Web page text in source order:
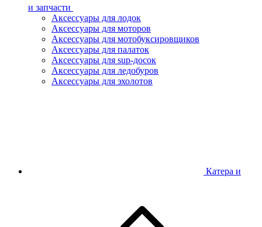
и запчасти
Аксессуары для лодок
Аксессуары для моторов
Аксессуары для мотобуксировщиков
Аксессуары для палаток
Аксессуары для sup-досок
Аксессуары для ледобуров
Аксессуары для эхолотов
Катера и